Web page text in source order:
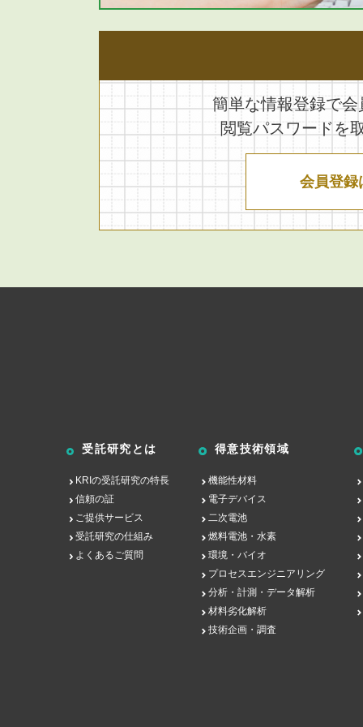
簡単な情報登録で
閲覧パスワードを
会員登録
受託研究とは
KRIの受託研究の特長
信頼の証
ご提供サービス
受託研究の仕組み
よくあるご質問
得意技術領域
機能性材料
電子デバイス
二次電池
燃料電池・水素
環境・バイオ
プロセスエンジニアリング
分析・計測・データ解析
材料劣化解析
技術企画・調査